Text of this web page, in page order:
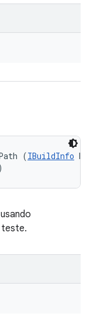
(IBuildInfo
teste.